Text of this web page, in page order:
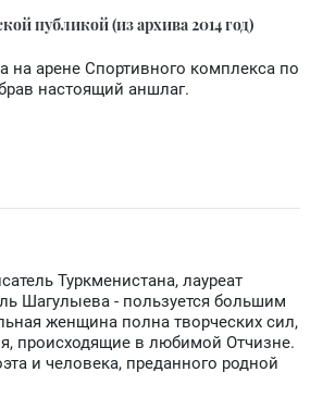
публикой (из архива 2014 год)
на арене Спортивного комплекса по
настоящий аншлаг.
Туркменистана, лауреат
Шагулыева - пользуется большим
женщина полна творческих сил,
происходящие в любимой Отчизне.
и человека, преданного родной